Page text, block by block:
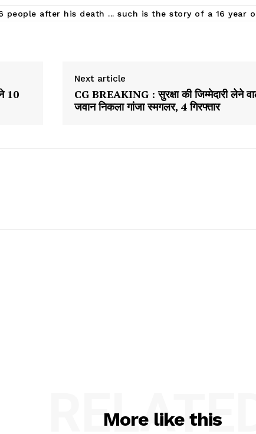
people after his death ... such is the story of a 16 year
10
Next article
CG BREAKING : सुरक्षा की जिम्मेदारी लेने
जवान निकला गांजा स्मगलर, 4 गिरफ्तार
More like this
RELATED